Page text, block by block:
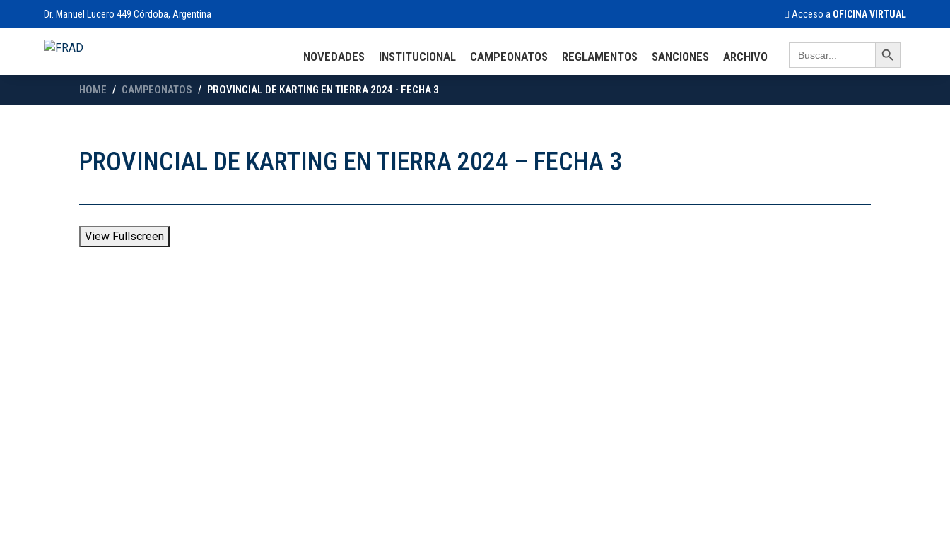
Dr. Manuel Lucero 449 Córdoba, Argentina Acceso a OFICINA VIRTUAL
NOVEDADES INSTITUCIONAL CAMPEONATOS REGLAMENTOS SANCIONES ARCHIVO
Search
for:
Search Button
HOME CAMPEONATOS PROVINCIAL DE KARTING EN TIERRA 2024 - FECHA 3
PROVINCIAL DE KARTING EN TIERRA 2024 – FECHA 3
View Fullscreen